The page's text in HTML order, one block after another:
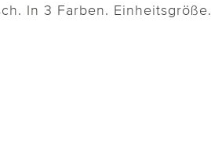
In 3 Farben. Einheitsgröße.